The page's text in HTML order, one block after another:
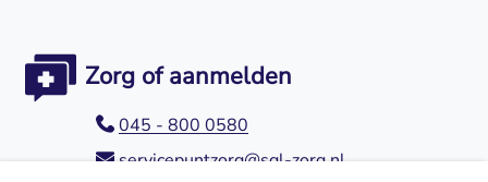
Zorg of aanmelden
045 - 800 0580
servicepuntzorg@sgl-zorg.nl